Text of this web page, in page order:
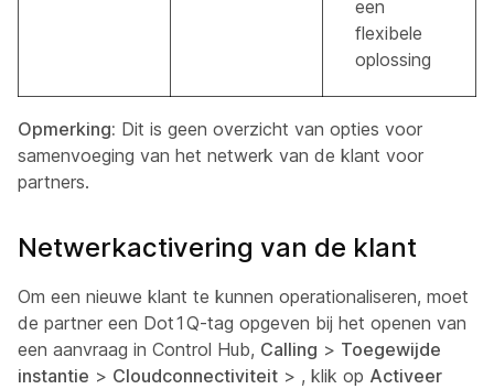
een
flexibele
oplossing
Opmerking: Dit is geen overzicht van opties voor
samenvoeging van het netwerk van de klant voor
partners.
Netwerkactivering van de klant
Om een nieuwe klant te kunnen operationaliseren, moet
de partner een Dot1Q-tag opgeven bij het openen van
een aanvraag in Control Hub, Calling > Toegewijde
instantie > Cloudconnectiviteit > , klik op Activeer